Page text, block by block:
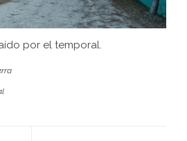
por el temporal.